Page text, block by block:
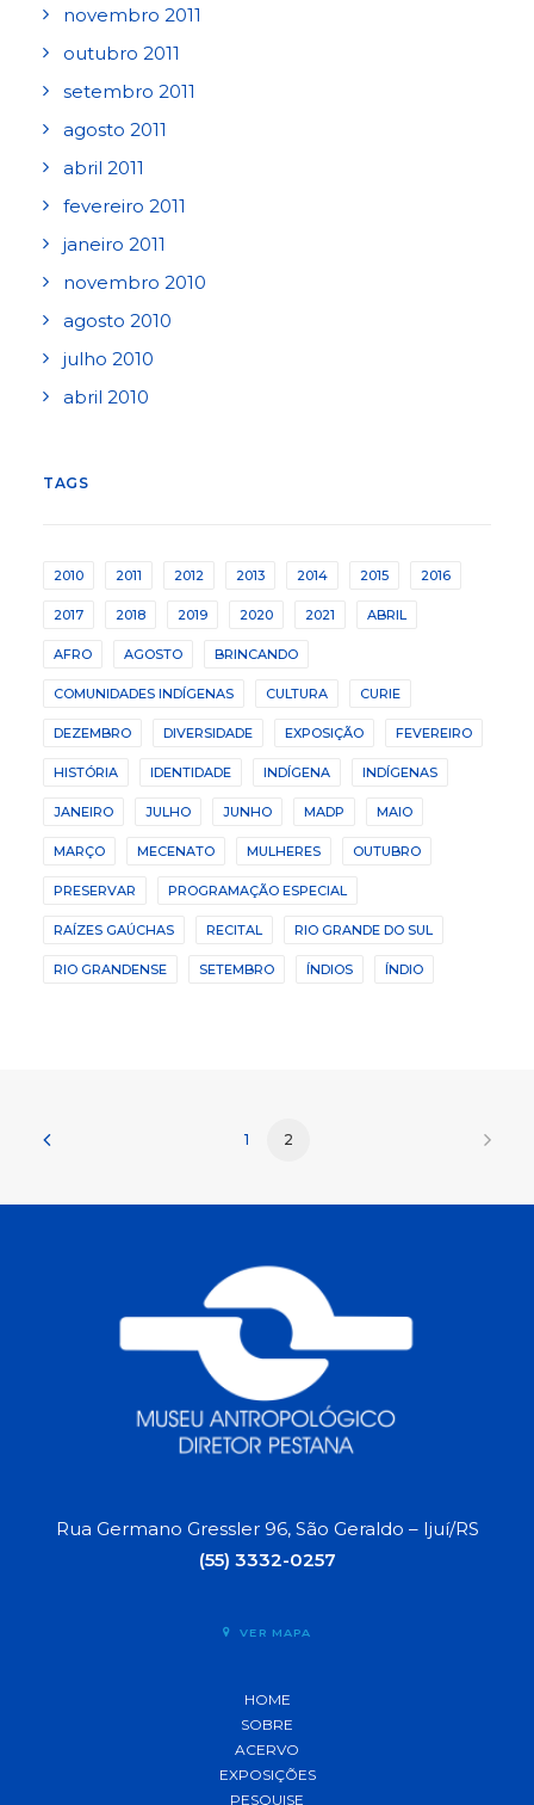
novembro 2011
outubro 2011
setembro 2011
agosto 2011
abril 2011
fevereiro 2011
janeiro 2011
novembro 2010
agosto 2010
julho 2010
abril 2010
TAGS
2010 2011 2012 2013 2014 2015 2016
2017 2018 2019 2020 2021 ABRIL
AFRO AGOSTO BRINCANDO
COMUNIDADES INDÍGENAS CULTURA CURIE
DEZEMBRO DIVERSIDADE EXPOSIÇÃO FEVEREIRO
HISTÓRIA IDENTIDADE INDÍGENA INDÍGENAS
JANEIRO JULHO JUNHO MADP MAIO
MARÇO MECENATO MULHERES OUTUBRO
PRESERVAR PROGRAMAÇÃO ESPECIAL
RAÍZES GAÚCHAS RECITAL RIO GRANDE DO SUL
RIO GRANDENSE SETEMBRO ÍNDIOS ÍNDIO
1 2
Rua Germano Gressler 96, São Geraldo – Ijuí/RS
(55) 3332-0257
VER MAPA
HOME
SOBRE
ACERVO
EXPOSIÇÕES
PESQUISE